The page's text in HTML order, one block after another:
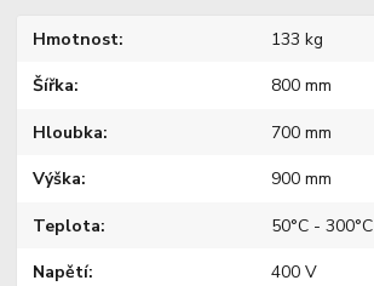
Hmotnost 133 kg
Šířka 800 mm
Hloubka 700 mm
Výška 900 mm
Teplota 50°C - 300°C
Napětí 400 V